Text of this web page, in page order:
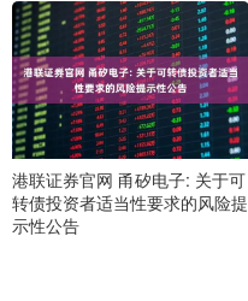
港联证券官网 甬矽电子: 关于可
转债投资者适当性要求的风险提
示性公告